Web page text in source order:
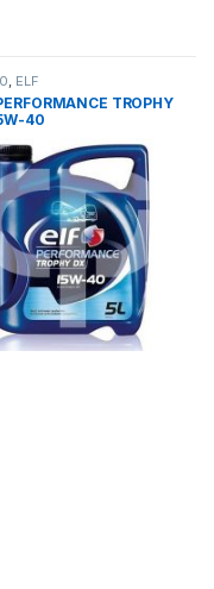
, ELF
TROPHY
40